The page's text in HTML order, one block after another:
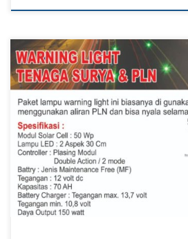
Jual Warning Light, Pabrik Warning
Light, Warning Light Murah, Pabrik
Lamongan Usulkan Pemasangan
Lamongan Gresik Pabrik Rambu –
mengusulkan pemasangan warning
Gresik, tepatnya berada di Desa
Gakum […]